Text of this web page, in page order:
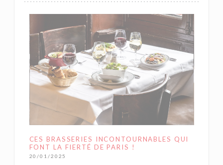
CES BRASSERIES INCONTOURNABLES QUI
FONT LA FIERTÉ DE PARIS !
20/01/2025